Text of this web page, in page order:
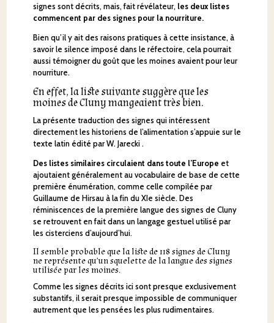
signes sont décrits, mais, fait révélateur, les deux listes
commencent par des signes pour la nourriture.
Bien qu’il y ait des raisons pratiques à cette insistance, à
savoir le silence imposé dans le réfectoire, cela pourrait
aussi témoigner du goût que les moines avaient pour leur
nourriture.
En effet, la liste suivante suggère que les
moines de Cluny mangeaient très bien.
La présente traduction des signes qui intéressent
directement les historiens de l’alimentation s’appuie sur le
texte latin édité par W. Jarecki .
Des listes similaires circulaient dans toute l’Europe et
ajoutaient généralement au vocabulaire de base de cette
première énumération, comme celle compilée par
Guillaume de Hirsau à la fin du XIe siècle. Des
réminiscences de la première langue des signes de Cluny
se retrouvent en fait dans un langage gestuel utilisé par
les cisterciens d’aujourd’hui.
Il semble probable que la liste de 118 signes de Cluny
ne représente qu’un squelette de la langue des signes
utilisée par les moines.
Comme les signes décrits ici sont presque exclusivement
substantifs, il serait presque impossible de communiquer
autrement que les pensées les plus rudimentaires.